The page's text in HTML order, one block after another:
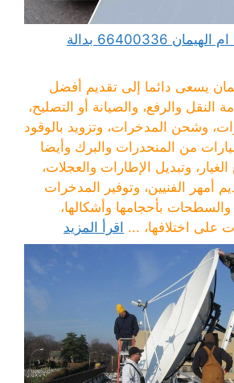
ونش كرين سطحة ام الهيمان 66400336 بدالة
يسعى دائما إلى تقديم أفضل
والرفع، والصيانة أو التصليح،
وشحن المدخرات، وتزويد بالوقود
من المنحدرات والبرك وأيضا
وتبديل الإطارات والعجلات،
أمهر الفنيين، وتوفير المدخرات
والسطحات بأحجامها وأشكالها،
على اختلافها، ... اقرأ المزيد